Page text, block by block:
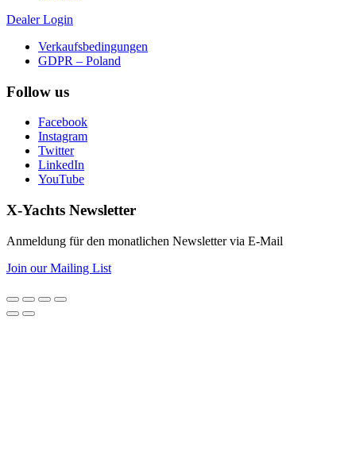
Dealer Login
Verkaufsbedingungen
GDPR – Poland
Follow us
Facebook
Instagram
Twitter
LinkedIn
YouTube
X-Yachts Newsletter
Anmeldung für den monatlichen Newsletter via E-Mail
Join our Mailing List